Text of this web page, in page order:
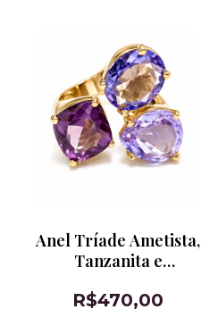
Anel Tríade Ametista,
Tanzanita e
R$470,00